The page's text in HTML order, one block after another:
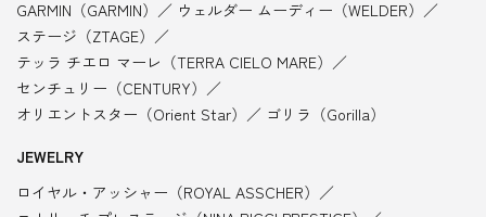
GARMIN（GARMIN）
ウェルダー ムーディー（WELDER）
ステージ（ZTAGE）
テッラ チエロ マーレ（TERRA CIELO MARE）
センチュリー（CENTURY）
オリエントスター（Orient Star）
ゴリラ（Gorilla）
JEWELRY
ロイヤル・アッシャー（ROYAL ASSCHER）